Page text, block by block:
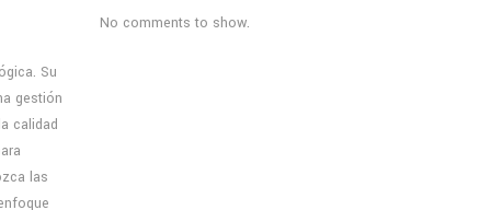
Su
gestión
calidad
las
No comments to show.